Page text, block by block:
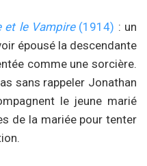
et le Vampire(1914) : un
épousé la descendante
comme une sorcière.
sans rappeler Jonathan
le jeune marié
de la mariée pour tenter